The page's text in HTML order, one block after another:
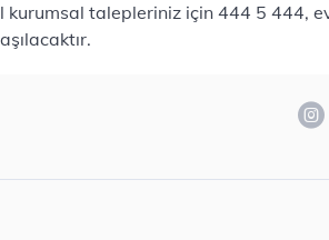
kurumsal talepleriniz için 444 5 444,